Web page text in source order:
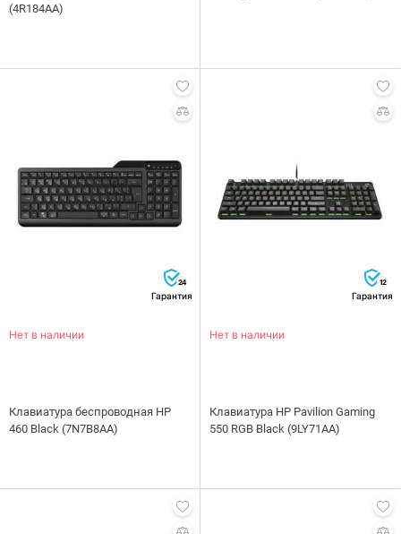
(4R184AA)
24
Гарантия
Нет в наличии
Клавиатура беспроводная HP
460 Black (7N7B8AA)
12
Гарантия
Нет в наличии
Клавиатура HP Pavilion Gaming
550 RGB Black (9LY71AA)